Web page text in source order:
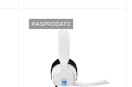
RASPRODATO